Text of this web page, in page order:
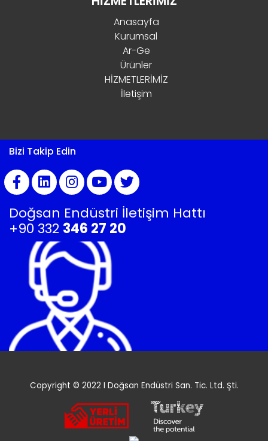
Anasayfa
Kurumsal
Ar-Ge
Ürünler
HİZMETLERİMİZ
İletişim
Bizi Takip Edin
Doğsan Endüstri İletişim Hattı
+90 332 346 27 20
Copyright © 2022 I Doğsan Endüstri San. Tic. Ltd. Şti.